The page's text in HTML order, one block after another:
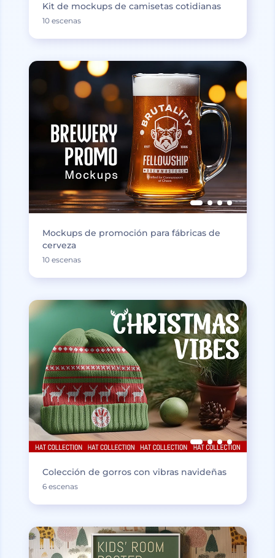
Kit de mockups de camisetas cotidianas
10 escenas
Mockups de promoción para fábricas de
cerveza
10 escenas
Colección de gorros con vibras navideñas
6 escenas